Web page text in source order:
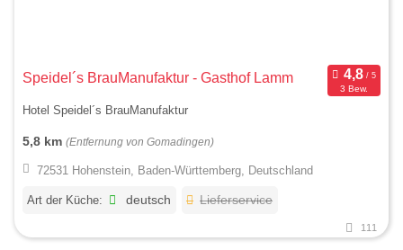
Speidel´s BrauManufaktur - Gasthof Lamm
3 Bew.
Hotel Speidel´s BrauManufaktur
5,8 km (Entfernung von Gomadingen)
72531 Hohenstein, Baden-Württemberg, Deutschland
Art der Küche: deutsch Lieferservice
111